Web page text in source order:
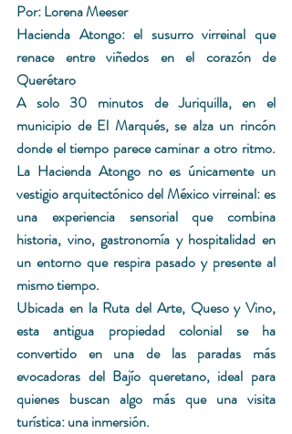
Por: Lorena Meeser
Hacienda Atongo: el susurro virreinal que
renace entre viñedos en el corazón de
Querétaro
A solo 30 minutos de Juriquilla, en el
municipio de El Marqués, se alza un rincón
donde el tiempo parece caminar a otro ritmo.
La Hacienda Atongo no es únicamente un
vestigio arquitectónico del México virreinal: es
una experiencia sensorial que combina
historia, vino, gastronomía y hospitalidad en
un entorno que respira pasado y presente al
mismo tiempo.
Ubicada en la Ruta del Arte, Queso y Vino,
esta antigua propiedad colonial se ha
convertido en una de las paradas más
evocadoras del Bajío queretano, ideal para
quienes buscan algo más que una visita
turística: una inmersión.